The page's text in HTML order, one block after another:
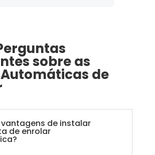
sobre as
de
vantagens de instalar
de enrolar